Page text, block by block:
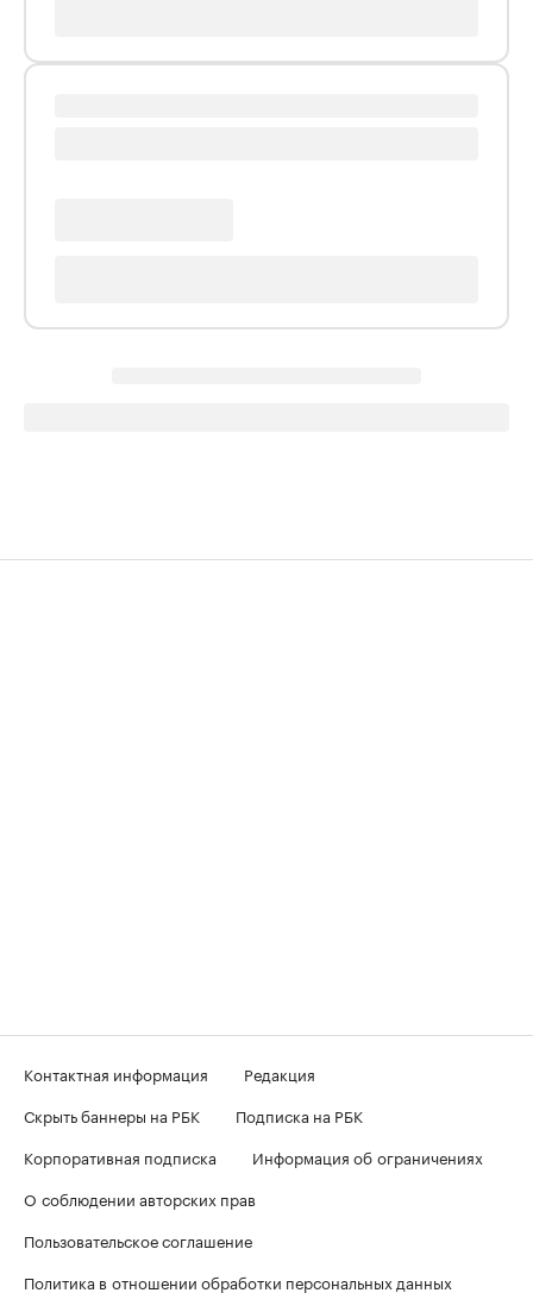
Контактная информация
Редакция
Скрыть баннеры на РБК
Подписка на РБК
Корпоративная подписка
Информация об ограничениях
О соблюдении авторских прав
Пользовательское соглашение
Политика в отношении обработки персональных данных